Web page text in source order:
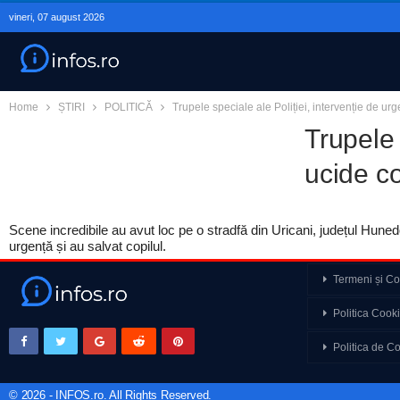
vineri, 07 august 2026
Home ȘTIRI POLITICĂ Trupele speciale ale Poliției, intervenție de
ucide
Scene incredibile au avut loc pe o stradfă din Uricani, județul
urgență și au salvat copilul.
Termeni și
Politica
Politica de
Analyze That 76.
Marius Tucă Show –
© 2026 - INFOS.ro. All Rights Reserved.